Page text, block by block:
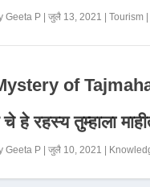
Geeta P |जुलै 13, 2021 |Tourism
of
हे रहस्य तुम्हाला
Geeta P |जुलै 10, 2021 |